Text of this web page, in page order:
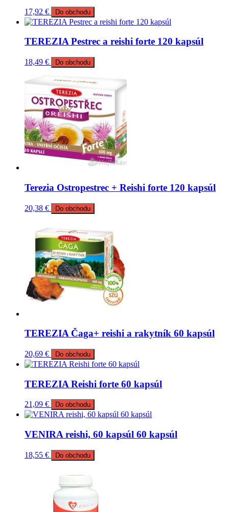
17,92 € Do obchodu
TEREZIA Pestrec a reishi forte 120 kapsúl
18,49 € Do obchodu
Terezia Ostropestrec + Reishi forte 120 kapsúl
20,38 € Do obchodu
TEREZIA Čaga+ reishi a rakytník 60 kapsúl
20,69 € Do obchodu
TEREZIA Reishi forte 60 kapsúl
21,09 € Do obchodu
VENIRA reishi, 60 kapsúl 60 kapsúl
18,55 € Do obchodu